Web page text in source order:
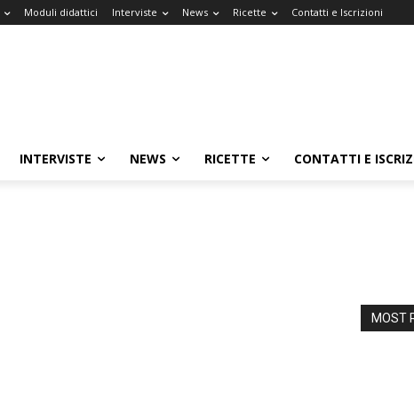
Moduli didattici Interviste News Ricette Contatti e Iscrizioni
INTERVISTE NEWS RICETTE CONTATTI E
MOST